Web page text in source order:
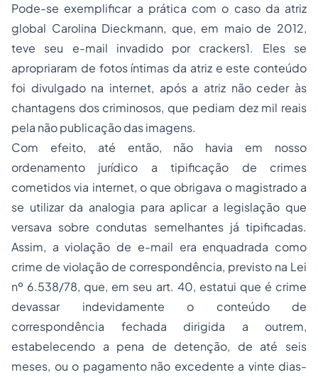
Pode-se exemplificar a prática com o caso da atriz
global Carolina Dieckmann, que, em maio de 2012,
teve seu e-mail invadido por crackers1. Eles se
apropriaram de fotos íntimas da atriz e este conteúdo
foi divulgado na internet, após a atriz não ceder às
chantagens dos criminosos, que pediam dez mil reais
pela não publicação das imagens.
Com efeito, até então, não havia em nosso
ordenamento jurídico a tipificação de crimes
cometidos via internet, o que obrigava o magistrado a
se utilizar da analogia para aplicar a legislação que
versava sobre condutas semelhantes já tipificadas.
Assim, a violação de e-mail era enquadrada como
crime de violação de correspondência, previsto na Lei
nº 6.538/78, que, em seu art. 40, estatui que é crime
devassar indevidamente o conteúdo de
correspondência fechada dirigida a outrem,
estabelecendo a pena de detenção, de até seis
meses, ou o pagamento não excedente a vinte dias-